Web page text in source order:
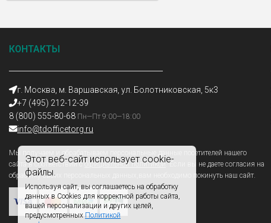
Этот веб-сайт использует cookie-
файлы.
Используя сайт, вы соглашаетесь на обработку
данных в Cookies для корректной работы сайта,
вашей персонализации и других целей,
предусмотренных Политикой
КОНТАКТЫ
г. Москва, м. Варшавская, ул. Болотниковская, 5к3
+7 (495) 212-12-39
8 (800) 555-80-68 Пн—Пт 9:00—18:00
info@tdofficetorg.ru
Мы получаем и обрабатываем персональные данные посетителей нашего
сайта в соответствии с официальной политикой. Если вы не даете согласия на
обработку своих персональных данных,вам необходимо покинуть наш сайт.